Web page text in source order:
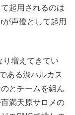
起用されるのは
声優として起用
り増えてきてい
ある渋ハルカス
とチームを組ん
満天原サロメの